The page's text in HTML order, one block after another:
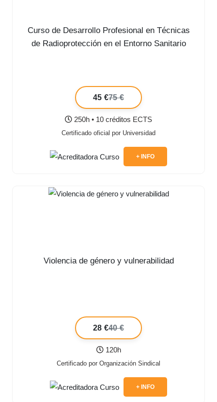
Curso de Desarrollo Profesional en Técnicas
de Radioprotección en el Entorno Sanitario
45 €75 €
250h • 10 créditos ECTS
Certificado oficial por Universidad
+ INFO
Violencia de género y vulnerabilidad
28 €40 €
120h
Certificado por Organización Sindical
+ INFO